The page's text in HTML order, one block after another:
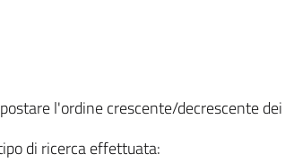
l'ordine crescente/decrescente
di ricerca effettuata: